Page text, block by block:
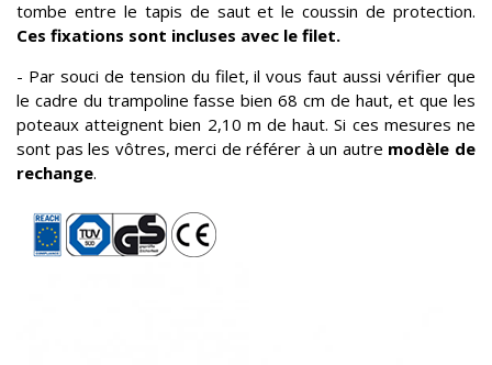
tombe entre le tapis de saut et le coussin de protection.
Ces fixations sont incluses avec le filet.
- Par souci de tension du filet, il vous faut aussi vérifier que
le cadre du trampoline fasse bien 68 cm de haut, et que les
poteaux atteignent bien 2,10 m de haut. Si ces mesures ne
sont pas les vôtres, merci de référer à un autre modèle de
rechange.